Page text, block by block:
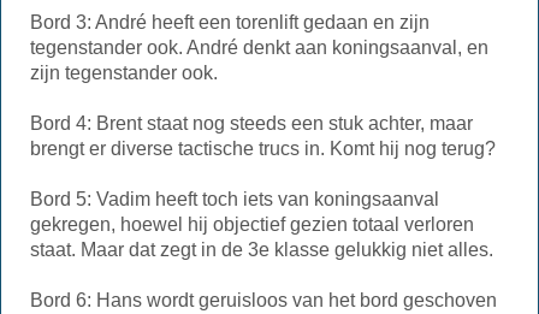
Bord 3: André heeft een torenlift gedaan en zijn
tegenstander ook. André denkt aan koningsaanval, en
zijn tegenstander ook.
Bord 4: Brent staat nog steeds een stuk achter, maar
brengt er diverse tactische trucs in. Komt hij nog terug?
Bord 5: Vadim heeft toch iets van koningsaanval
gekregen, hoewel hij objectief gezien totaal verloren
staat. Maar dat zegt in de 3e klasse gelukkig niet alles.
Bord 6: Hans wordt geruisloos van het bord geschoven